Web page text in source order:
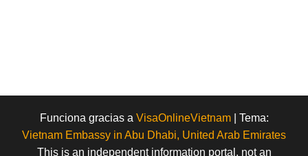
Funciona gracias a VisaOnlineVietnam
Tema:
Vietnam Embassy in Abu Dhabi, United Arab Emirates
This is an independent information portal, not an